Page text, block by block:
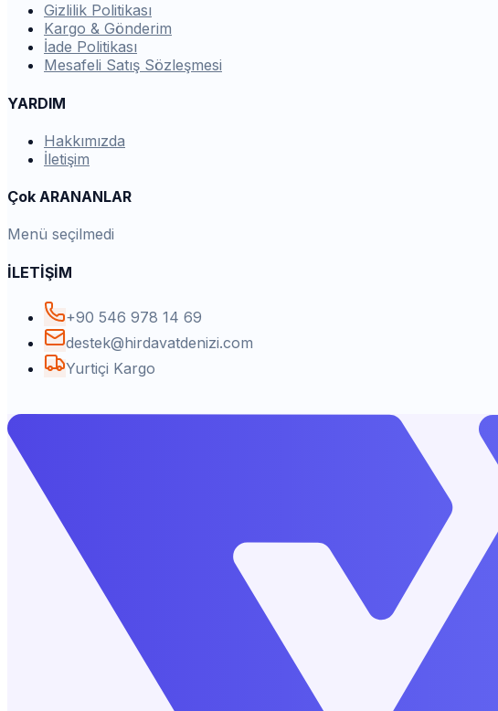
Gizlilik Politikası
Kargo & Gönderim
İade Politikası
Mesafeli Satış Sözleşmesi
YARDIM
Hakkımızda
İletişim
Çok ARANANLAR
Menü seçilmedi
İLETİŞİM
+90 546 978 14 69
destek@hirdavatdenizi.com
Yurtiçi Kargo